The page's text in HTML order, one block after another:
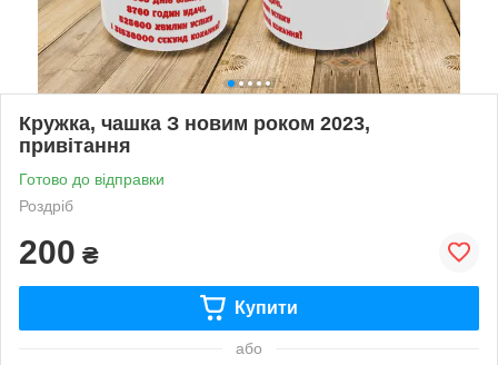
Кружка, чашка З новим роком 2023,
привітання
Готово до відправки
Роздріб
200 ₴
Купити
або